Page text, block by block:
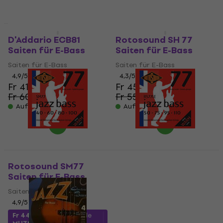
D'Addario ECB81
Saiten für E-Bass
Saiten für E-Bass
4,9/5
Fr 41.12
Fr 60.90
- 32 %
Auf Lager
Rotosound SH 77
Saiten für E-Bass
Saiten für E-Bass
4,3/5
Fr 45.80
Fr 55.52
- 18 %
Auf Lager
Rotosound SM77
Saiten für E-Bass
Saiten für E-Bass
4,9/5
Fr 44.22mit dem Code